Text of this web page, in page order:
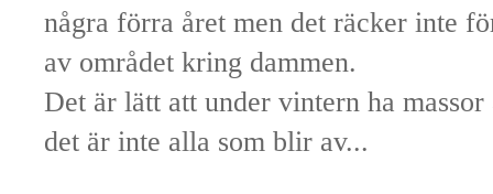
några förra året men det räcker inte
av området kring dammen.
Det är lätt att under vintern ha
det är inte alla som blir av...